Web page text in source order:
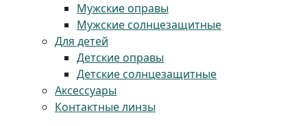
Мужские оправы
Мужские солнцезащитные
Для детей
Детские оправы
Детские солнцезащитные
Аксессуары
Контактные линзы